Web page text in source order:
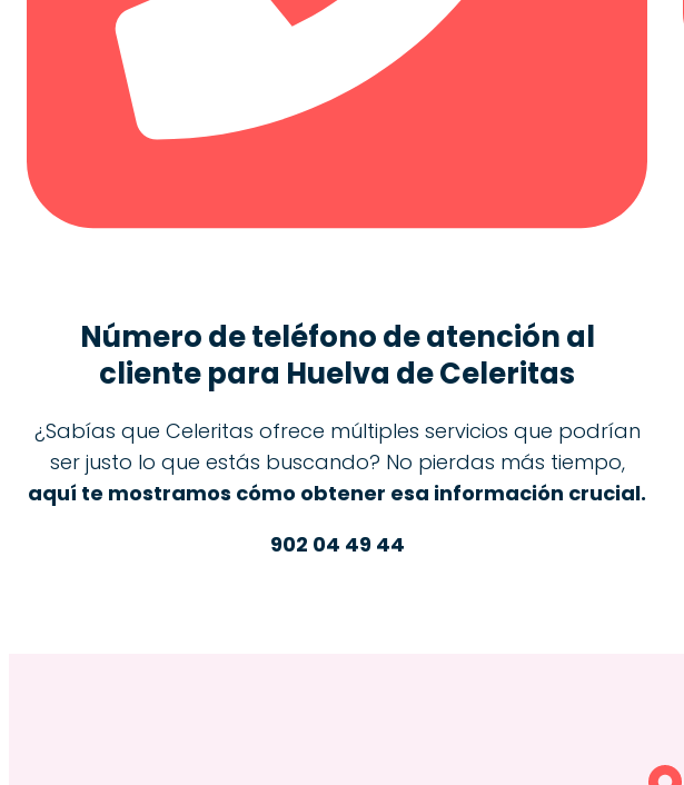
Número de teléfono de atención al
cliente para Huelva de Celeritas
¿Sabías que Celeritas ofrece múltiples servicios que podrían
ser justo lo que estás buscando? No pierdas más tiempo,
aquí te mostramos cómo obtener esa información crucial.
902 04 49 44